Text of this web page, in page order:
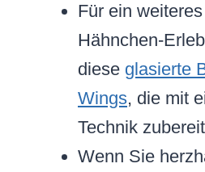
Für ein
Hähnchen-
diese glasierte
Wings, die mit
Technik
Wenn Sie